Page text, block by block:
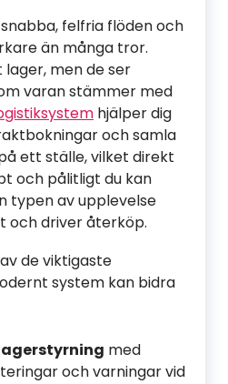
felfria flöden och
än många tror.
lager, men de ser
varan stämmer med
hjälper dig
och samla
ett ställe, vilket direkt
och pålitligt du kan
typen av upplevelse
och driver återköp.
de viktigaste
system kan bidra
med
och varningar vid